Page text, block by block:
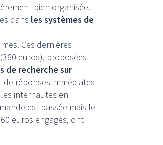
bien organisée.
dans les systèmes de
Ces dernières
euros), proposées
de recherche sur
de réponses immédiates
internautes en
est passée mais le
euros engagés, ont